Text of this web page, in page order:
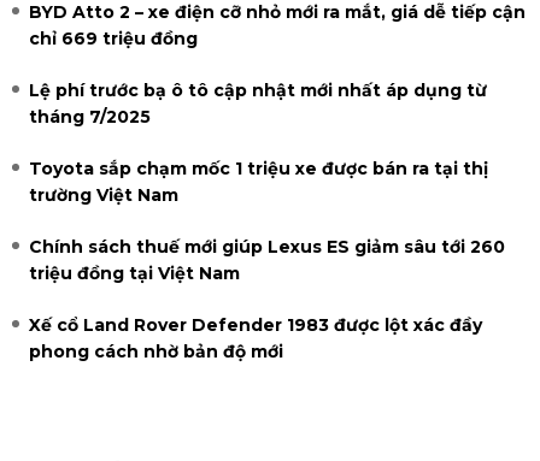
BYD Atto 2 – xe điện cỡ nhỏ mới ra mắt, giá dễ tiếp cận
chỉ 669 triệu đồng
Lệ phí trước bạ ô tô cập nhật mới nhất áp dụng từ
tháng 7/2025
Toyota sắp chạm mốc 1 triệu xe được bán ra tại thị
trường Việt Nam
Chính sách thuế mới giúp Lexus ES giảm sâu tới 260
triệu đồng tại Việt Nam
Xế cổ Land Rover Defender 1983 được lột xác đầy
phong cách nhờ bản độ mới